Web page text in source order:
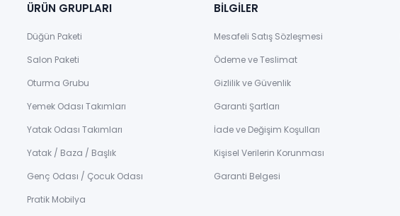
ÜRÜN GRUPLARI
Düğün Paketi
Salon Paketi
Oturma Grubu
Yemek Odası Takımları
Yatak Odası Takımları
Yatak / Baza / Başlık
Genç Odası / Çocuk Odası
Pratik Mobilya
BİLGİLER
Mesafeli Satış Sözleşmesi
Ödeme ve Teslimat
Gizlilik ve Güvenlik
Garanti Şartları
İade ve Değişim Koşulları
Kişisel Verilerin Korunması
Garanti Belgesi